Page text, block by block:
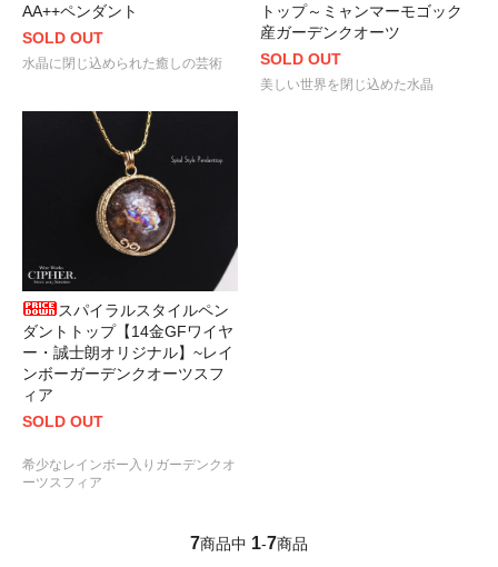
AA++ペンダント
SOLD OUT
水晶に閉じ込められた癒しの芸術
トップ～ミャンマーモゴック
産ガーデンクオーツ
SOLD OUT
美しい世界を閉じ込めた水晶
スパイラルスタイルペン
ダントトップ【14金GFワイヤ
ー・誠士朗オリジナル】~レイ
ンボーガーデンクオーツスフ
ィア
SOLD OUT
希少なレインボー入りガーデンクオ
ーツスフィア
7商品中 1-7商品